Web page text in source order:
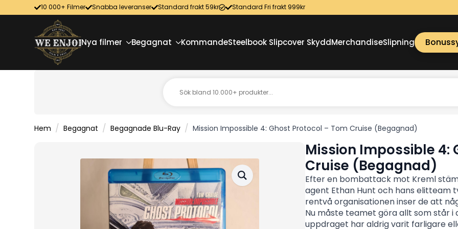
10 000+ Filmer Snabba leveranser Standard frakt 59kr Standard Fri frakt 999kr
Nya filmer Begagnat KommandeSteelbook Slipcover SkyddMerchandiseSlipning
Hem Begagnat Begagnade Blu-Ray Mission Impossible 4: Ghost Protocol – Tom Cruise (Begagnad)
Mission Impossible 4:
Cruise (Begagnad)
Efter en bombattack mot Kreml
agent Ethan Hunt och hans elitteam
rentvå organisationen inser de att
Nu måste teamet göra allt som står
uppdraget har aldrig varit farligare